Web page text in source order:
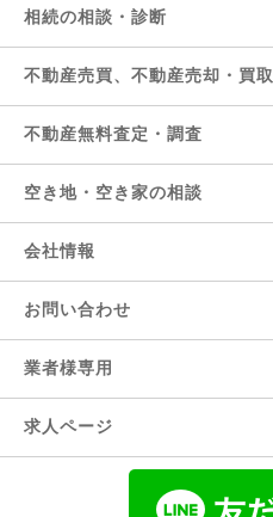
相続の相談・診断
不動産売買、不動産売却・買取
不動産無料査定・調査
空き地・空き家の相談
会社情報
お問い合わせ
業者様専用
求人ページ